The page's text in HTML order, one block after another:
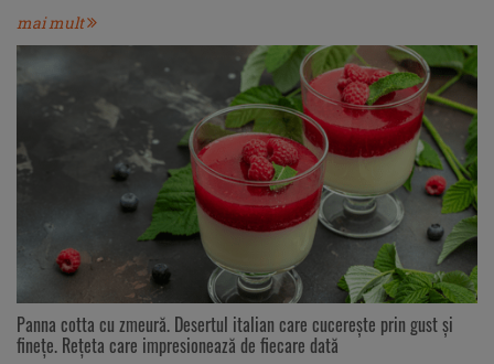
mai mult
Panna cotta cu zmeură. Desertul italian care cucerește prin gust și
finețe. Rețeta care impresionează de fiecare dată